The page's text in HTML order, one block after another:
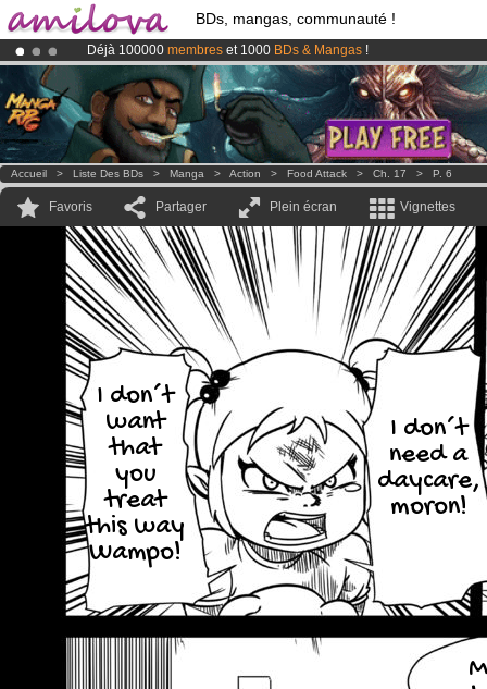
BDs, mangas, communauté !
Déjà 100000 membres et 1000 BDs & Mangas !
LeKickstarter Amilova est désormais lancé!.
Abonnement premium: à partir de
3.95 eurospar mois !Clique ici
Accueil > Liste Des BDs > Manga > Action > Food Attack > Ch. 17 > P. 6
Favoris Partager Plein écran Vignettes
I don´t
need a
daycare,
moron!
I don´t
want
that
you
treat
this way
Wampo!